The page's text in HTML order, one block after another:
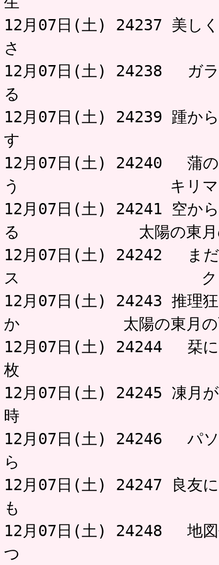
12月07日(土) 24237 美しく
さ み
12月07日(土) 24238 ガラ
る
12月07日(土) 24239 踵から
す
12月07日(土) 24240 蒲の
う キリマン
12月07日(土) 24241 空から
る 太陽の東月
12月07日(土) 24242 まだ
ス ク
12月07日(土) 24243 推理狂
か 太陽の東月の
12月07日(土) 24244 栞に
枚
12月07日(土) 24245 凍月が
時
12月07日(土) 24246 パソ
ら
12月07日(土) 24247 良友に
も
12月07日(土) 24248 地図
つ ジ